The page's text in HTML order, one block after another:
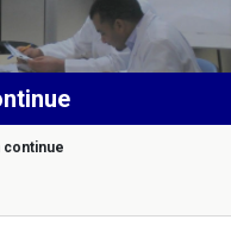
continue